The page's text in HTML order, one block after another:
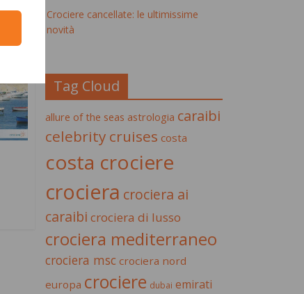
Crociere cancellate: le ultimissime
novità
Tag Cloud
allure of the seas astrologia caraibi
celebrity cruises costa
costa crociere
crociera crociera ai
caraibi crociera di lusso
crociera mediterraneo
crociera msc crociera nord
europa crociere dubai emirati